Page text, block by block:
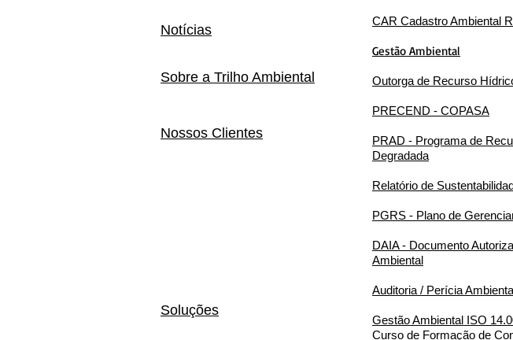
Sobre a Trilho Ambiental
Notícias
Nossos Clientes
Soluções
CAR Cadastro Ambiental
Gestão Ambiental
Outorga de Recurso
PRECEND - COPASA
PRAD - Programa de
Degradada
Relatório de
PGRS - Plano de
DAIA - Documento
Ambiental
Auditoria / Perícia
Gestão Ambiental ISO
Curso de Formação de